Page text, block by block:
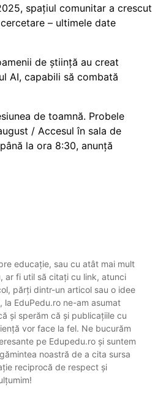
spațiul comunitar a crescut
– ultimele date
de știință au creat
AI, capabili să combată
de toamnă. Probele
/ Accesul în sala de
la ora 8:30, anunță
educație, sau cu atât mai mult
ar fi util să citați cu link, atunci
părți dintr-un articol sau o idee
EduPedu.ro ne-am asumat
și sperăm că și publicațiile cu
vor face la fel. Ne bucurăm
pe Edupedu.ro și suntem
noastră de a cita sursa
reciprocă de respect și